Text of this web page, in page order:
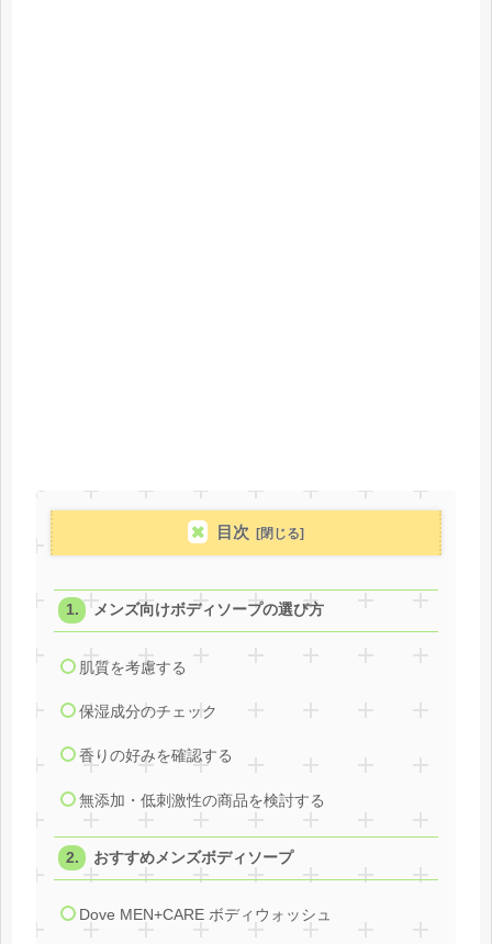
目次
メンズ向けボディソープの選び方
肌質を考慮する
保湿成分のチェック
香りの好みを確認する
無添加・低刺激性の商品を検討する
おすすめメンズボディソープ
Dove MEN+CARE ボディウォッシュ